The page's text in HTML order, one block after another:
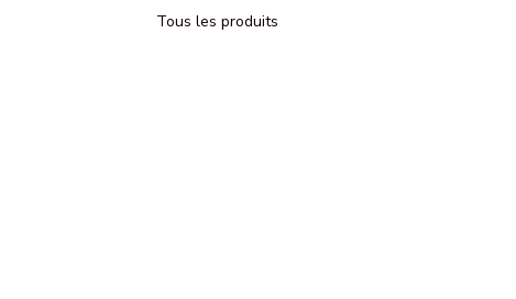
Tous les produits